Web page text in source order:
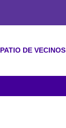
PATIO DE VECINOS